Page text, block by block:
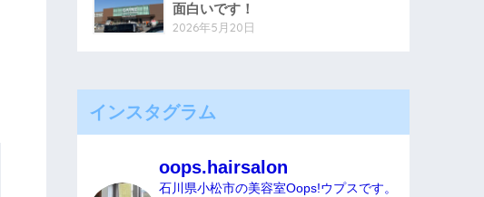
面白いです！
2026年5月20日
インスタグラム
oops.hairsalon
石川県小松市の美容室Oops!ウプスです。